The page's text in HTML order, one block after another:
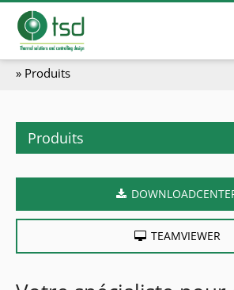
» Produits
Produits
Chaudières bûches
Chaudières combinées
Chaudières copeaux
TEAMVIEWER